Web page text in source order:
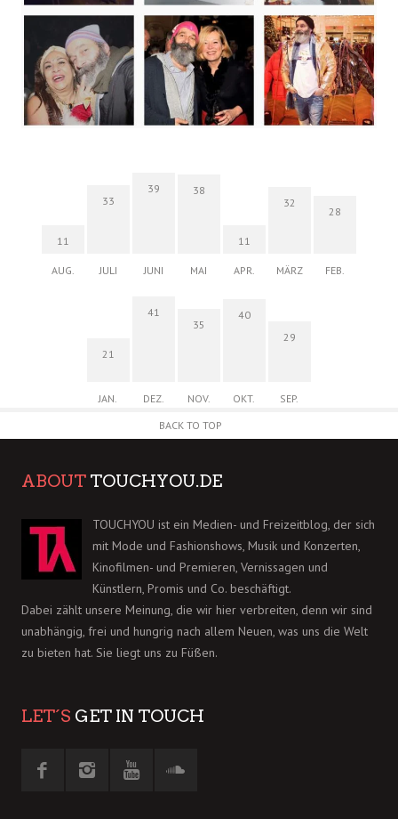
11
AUG.
33
JULI
39
JUNI
38
MAI
11
APR.
32
MÄRZ
28
FEB.
21
JAN.
41
DEZ.
35
NOV.
40
OKT.
29
SEP.
BACK TO TOP
ABOUT TOUCHYOU.DE
TOUCHYOU ist ein Medien- und Freizeitblog, der sich
mit Mode und Fashionshows, Musik und Konzerten,
Kinofilmen- und Premieren, Vernissagen und
Künstlern, Promis und Co. beschäftigt.
Dabei zählt unsere Meinung, die wir hier verbreiten, denn wir sind
unabhängig, frei und hungrig nach allem Neuen, was uns die Welt
zu bieten hat. Sie liegt uns zu Füßen.
LET´S GET IN TOUCH